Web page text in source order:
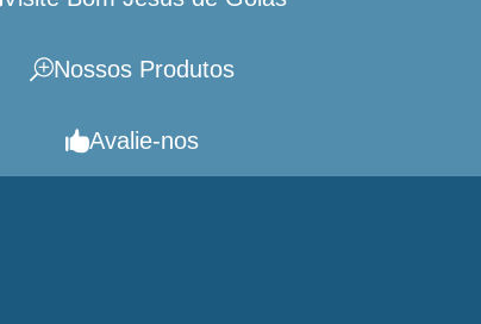
Nossos Produtos
Avalie-nos